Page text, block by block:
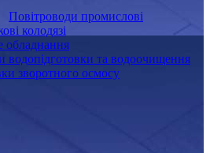
Повітроводи промислові
колодязі
обладнання
водопідготовки та водоочищення
зворотного осмосу